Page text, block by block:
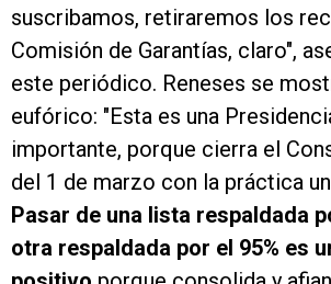
suscribamos, retiraremos los
Comisión de Garantías, claro",
este periódico. Reneses se
eufórico: "Esta es una
importante, porque cierra el
del 1 de marzo con la práctica
Pasar de una lista respaldada
otra respaldada por el 95% es